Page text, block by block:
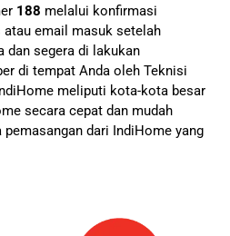
188 melalui konfirmasi
email masuk setelah
dan segera di lakukan
di tempat Anda oleh Teknisi
meliputi kota-kota besar
secara cepat dan mudah
dari IndiHome yang